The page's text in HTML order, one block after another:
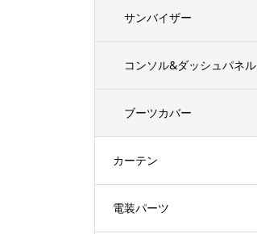
サンバイザー
コンソル&ダッシュパネル
ブーツカバー
カーテン
電装パーツ